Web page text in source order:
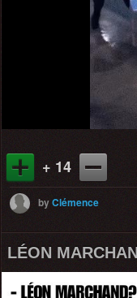
+ 14
byClémence
LÉON